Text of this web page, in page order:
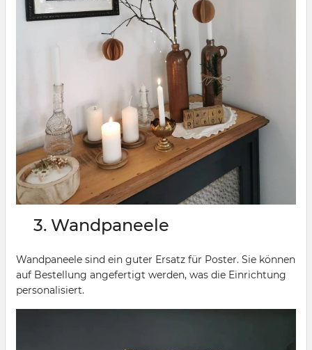
3. Wandpaneele
Wandpaneele sind ein guter Ersatz für Poster. Sie können
auf Bestellung angefertigt werden, was die Einrichtung
personalisiert.